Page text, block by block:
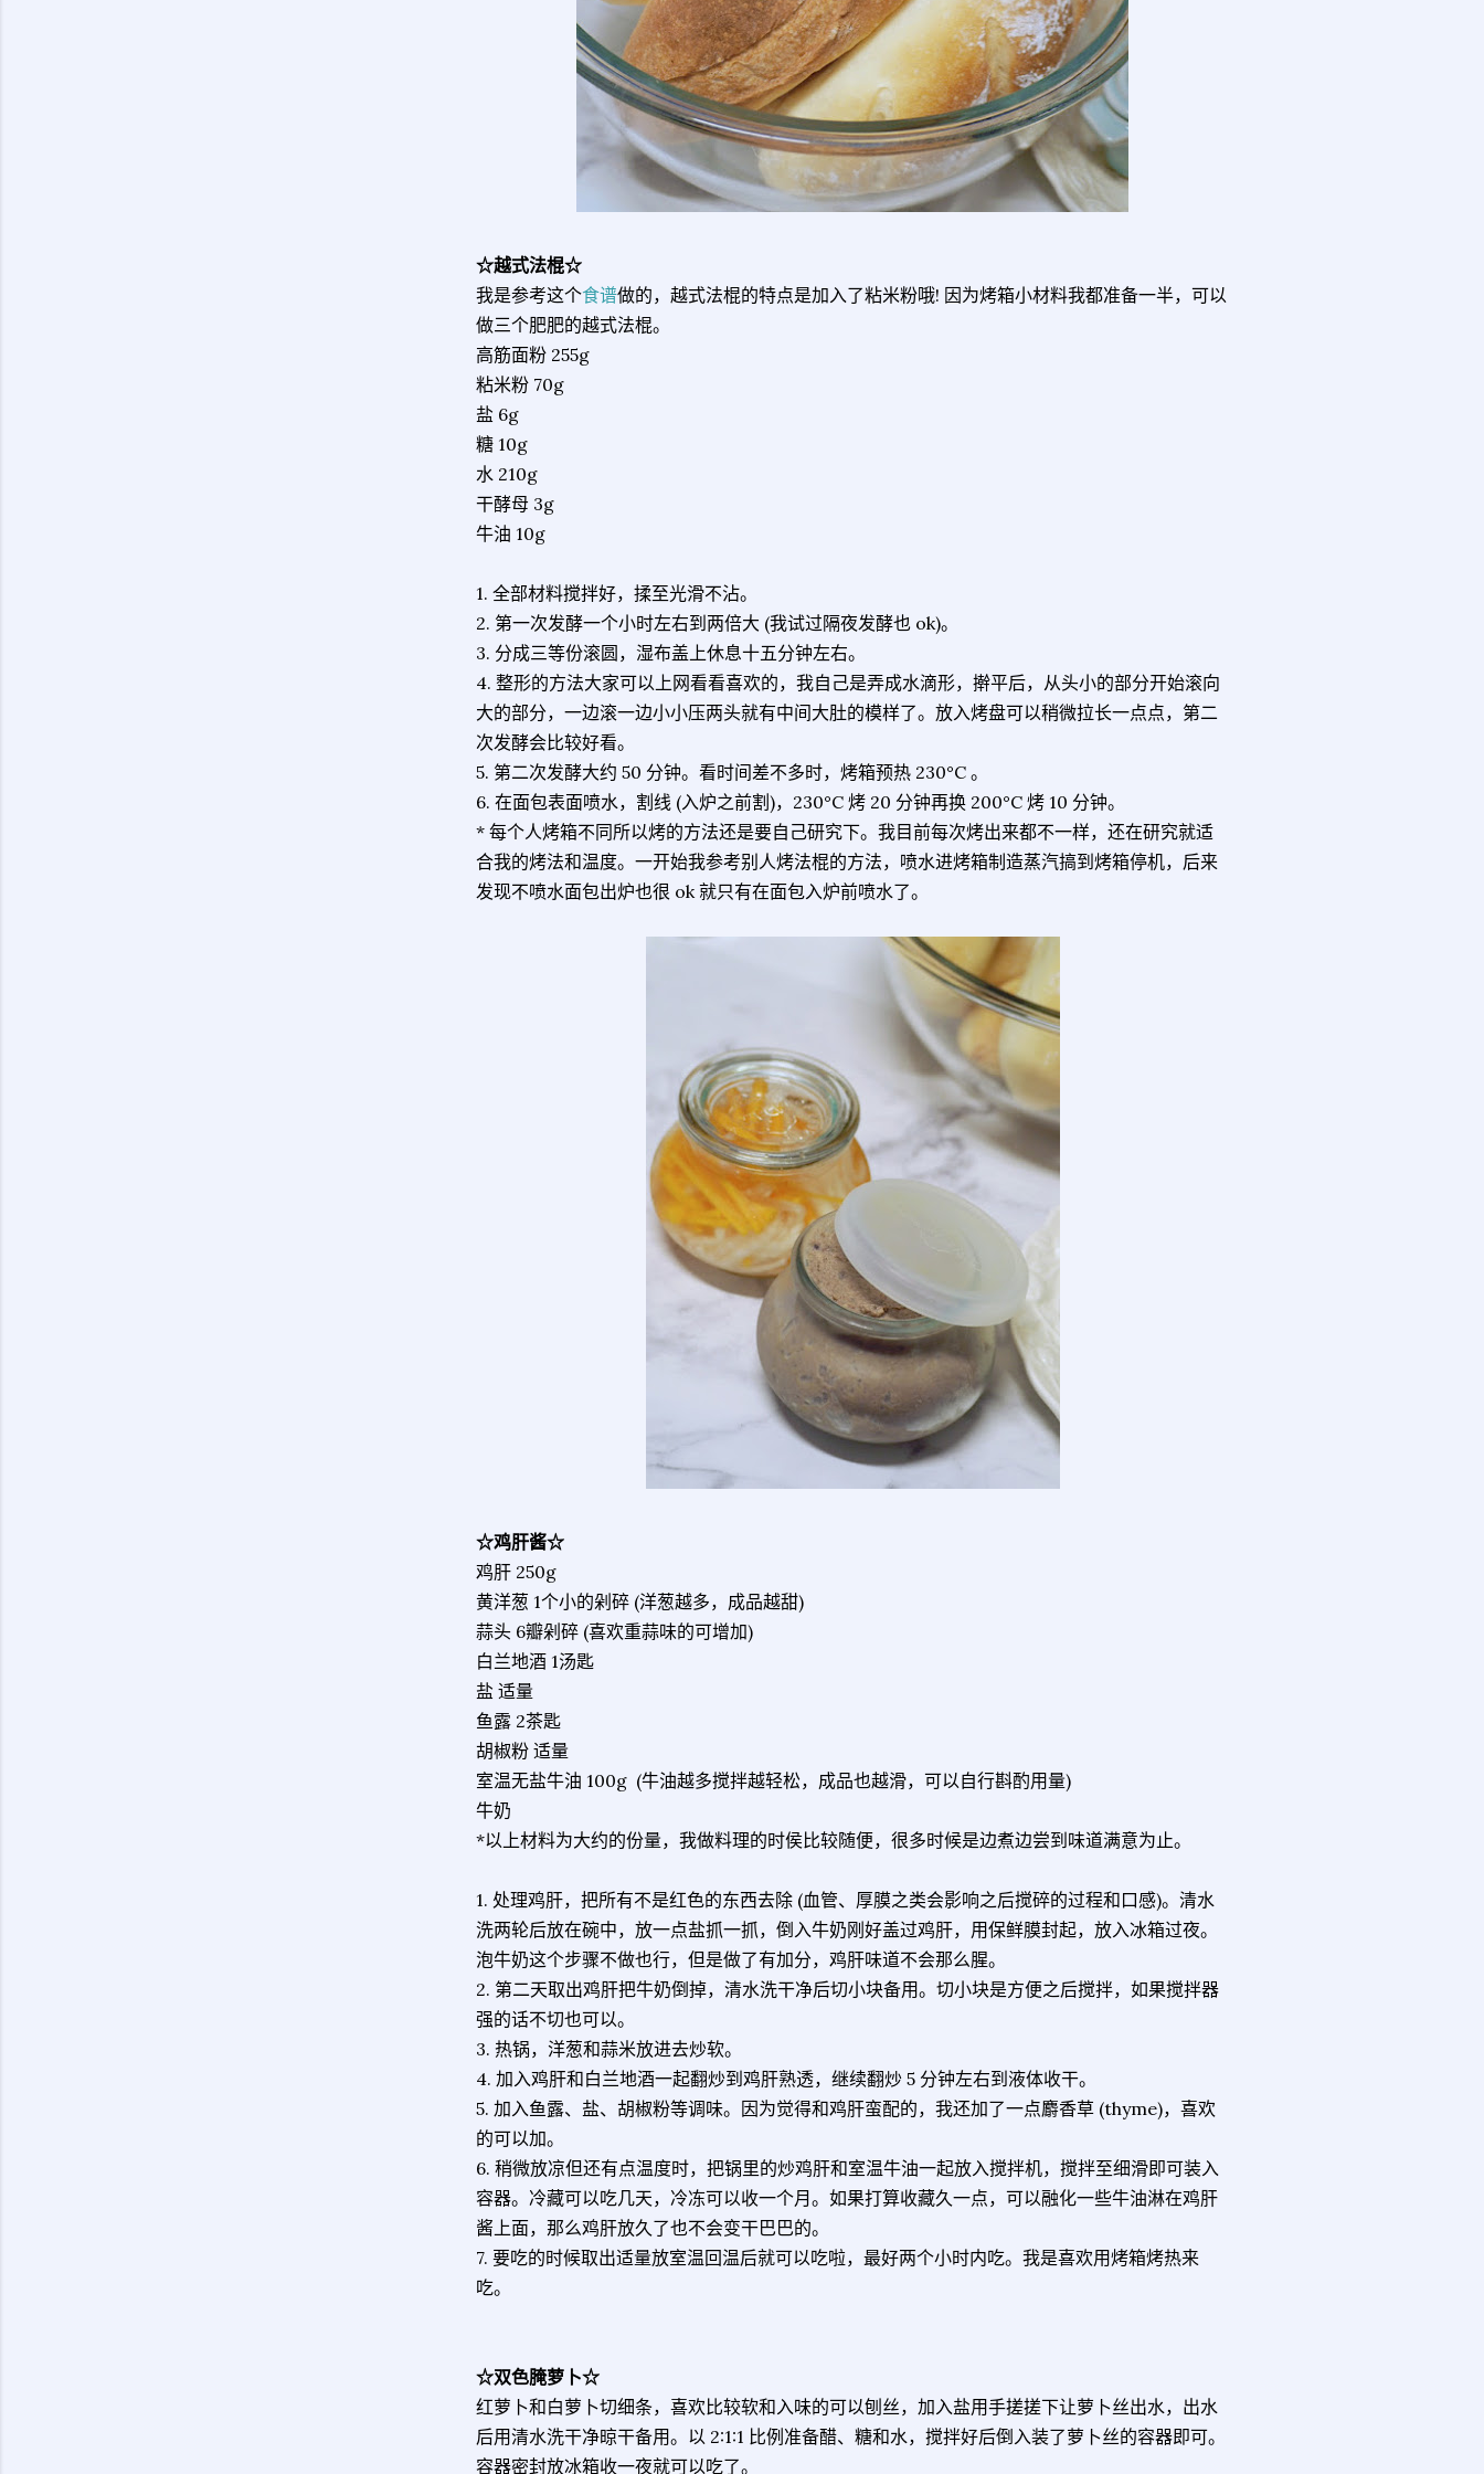
☆越式法棍☆
我是参考这个食谱做的，越式法棍的特点是加入了粘米粉哦! 因为烤箱小材料我都准备一半，可以
做三个肥肥的越式法棍。
高筋面粉 255g
粘米粉 70g
盐 6g
糖 10g
水 210g
干酵母 3g
牛油 10g
1. 全部材料搅拌好，揉至光滑不沾。
2. 第一次发酵一个小时左右到两倍大 (我试过隔夜发酵也 ok)。
3. 分成三等份滚圆，湿布盖上休息十五分钟左右。
4. 整形的方法大家可以上网看看喜欢的，我自己是弄成水滴形，擀平后，从头小的部分开始滚向
大的部分，一边滚一边小小压两头就有中间大肚的模样了。放入烤盘可以稍微拉长一点点，第二
次发酵会比较好看。
5. 第二次发酵大约 50 分钟。看时间差不多时，烤箱预热 230°C 。
6. 在面包表面喷水，割线 (入炉之前割)，230°C 烤 20 分钟再换 200°C 烤 10 分钟。
* 每个人烤箱不同所以烤的方法还是要自己研究下。我目前每次烤出来都不一样，还在研究就适
合我的烤法和温度。一开始我参考别人烤法棍的方法，喷水进烤箱制造蒸汽搞到烤箱停机，后来
发现不喷水面包出炉也很 ok 就只有在面包入炉前喷水了。
☆鸡肝酱☆
鸡肝 250g
黄洋葱 1个小的剁碎 (洋葱越多，成品越甜)
蒜头 6瓣剁碎 (喜欢重蒜味的可增加)
白兰地酒 1汤匙
盐 适量
鱼露 2茶匙
胡椒粉 适量
室温无盐牛油 100g (牛油越多搅拌越轻松，成品也越滑，可以自行斟酌用量)
牛奶
*以上材料为大约的份量，我做料理的时侯比较随便，很多时候是边煮边尝到味道满意为止。
1. 处理鸡肝，把所有不是红色的东西去除 (血管、厚膜之类会影响之后搅碎的过程和口感)。清水
洗两轮后放在碗中，放一点盐抓一抓，倒入牛奶刚好盖过鸡肝，用保鲜膜封起，放入冰箱过夜。
泡牛奶这个步骤不做也行，但是做了有加分，鸡肝味道不会那么腥。
2. 第二天取出鸡肝把牛奶倒掉，清水洗干净后切小块备用。切小块是方便之后搅拌，如果搅拌器
强的话不切也可以。
3. 热锅，洋葱和蒜米放进去炒软。
4. 加入鸡肝和白兰地酒一起翻炒到鸡肝熟透，继续翻炒 5 分钟左右到液体收干。
5. 加入鱼露、盐、胡椒粉等调味。因为觉得和鸡肝蛮配的，我还加了一点麝香草 (thyme)，喜欢
的可以加。
6. 稍微放凉但还有点温度时，把锅里的炒鸡肝和室温牛油一起放入搅拌机，搅拌至细滑即可装入
容器。冷藏可以吃几天，冷冻可以收一个月。如果打算收藏久一点，可以融化一些牛油淋在鸡肝
酱上面，那么鸡肝放久了也不会变干巴巴的。
7. 要吃的时候取出适量放室温回温后就可以吃啦，最好两个小时内吃。我是喜欢用烤箱烤热来
吃。
☆双色腌萝卜☆
红萝卜和白萝卜切细条，喜欢比较软和入味的可以刨丝，加入盐用手搓搓下让萝卜丝出水，出水
后用清水洗干净晾干备用。以 2:1:1 比例准备醋、糖和水，搅拌好后倒入装了萝卜丝的容器即可。
容器密封放冰箱收一夜就可以吃了。